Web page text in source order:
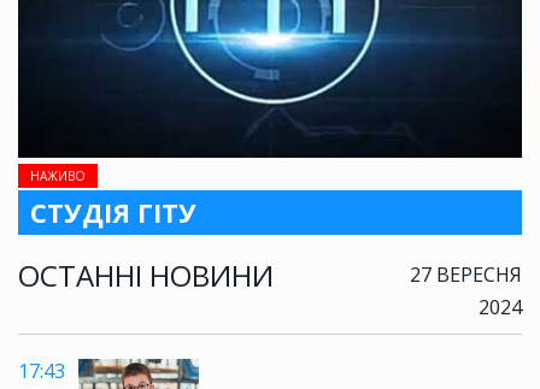
НАЖИВО
СТУДІЯ ГІТУ
ОСТАННІ НОВИНИ
27 ВЕРЕСНЯ
2024
17:43